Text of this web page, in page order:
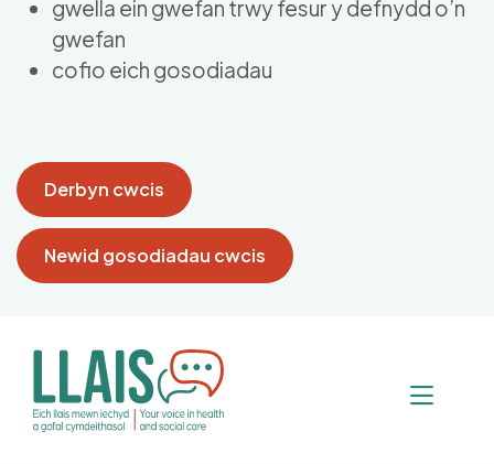
gwella ein gwefan trwy fesur y defnydd o’n
gwefan
cofio eich gosodiadau
Derbyn cwcis
Newid gosodiadau cwcis